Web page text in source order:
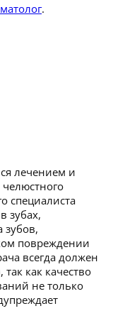
.
лечением и
специалиста
зубах,
зубов,
повреждении
всегда должен
как качество
не только